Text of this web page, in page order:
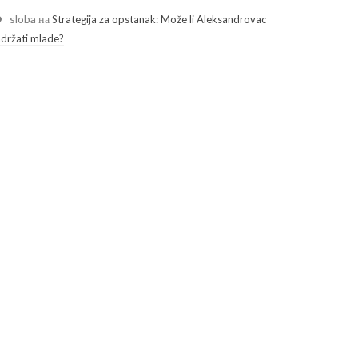
sloba наStrategija za opstanak: Može li Aleksandrovac
mlade?